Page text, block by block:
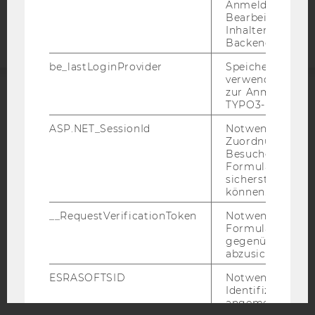
Anmeldung und
Bearbeitung von
Inhalten im
Backend.
be_lastLoginProvider
Speichert die
verwendete
zur Anmeldung
TYPO3-Backend.
ASP.NET_SessionId
Notwendig, um
Zuordnung von
Besucher zu
sicherstellen zu
können.
__RequestVerificationToken
Notwendig, um
gegenüber
abzusichern.
ESRASOFTSID
Notwendig zur
Identifizierung
angemeldeten